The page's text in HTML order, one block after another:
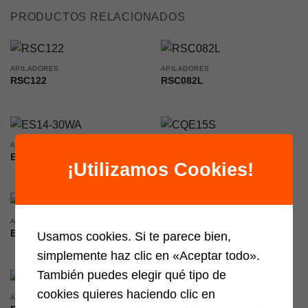
PRODUCTOS RELACIONADOS
APILADORES
RSC122
APILADORES
RSC082L
APILADORES
ES14-30WA
APILADORES
ES15-15ES ES20-20RAS
APILADORES APILADORES
¡Utilizamos Cookies!
Usamos cookies. Si te parece bien,
simplemente haz clic en «Aceptar todo».
También puedes elegir qué tipo de
cookies quieres haciendo clic en